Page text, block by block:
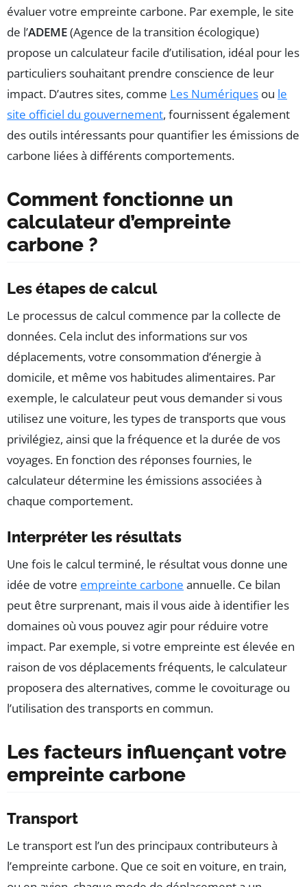
évaluer votre empreinte carbone. Par exemple, le site
de l’ADEME(Agence de la transition écologique)
propose un calculateur facile d’utilisation, idéal pour les
particuliers souhaitant prendre conscience de leur
impact. D’autres sites, comme Les Numériques ou le
site officiel du gouvernement, fournissent également
des outils intéressants pour quantifier les émissions de
carbone liées à différents comportements.
Comment fonctionne un
calculateur d’empreinte
carbone ?
Les étapes de calcul
Le processus de calcul commence par la collecte de
données. Cela inclut des informations sur vos
déplacements, votre consommation d’énergie à
domicile, et même vos habitudes alimentaires. Par
exemple, le calculateur peut vous demander si vous
utilisez une voiture, les types de transports que vous
privilégiez, ainsi que la fréquence et la durée de vos
voyages. En fonction des réponses fournies, le
calculateur détermine les émissions associées à
chaque comportement.
Interpréter les résultats
Une fois le calcul terminé, le résultat vous donne une
idée de votre empreinte carbone annuelle. Ce bilan
peut être surprenant, mais il vous aide à identifier les
domaines où vous pouvez agir pour réduire votre
impact. Par exemple, si votre empreinte est élevée en
raison de vos déplacements fréquents, le calculateur
proposera des alternatives, comme le covoiturage ou
l’utilisation des transports en commun.
Les facteurs influençant votre
empreinte carbone
Transport
Le transport est l’un des principaux contributeurs à
l’empreinte carbone. Que ce soit en voiture, en train,